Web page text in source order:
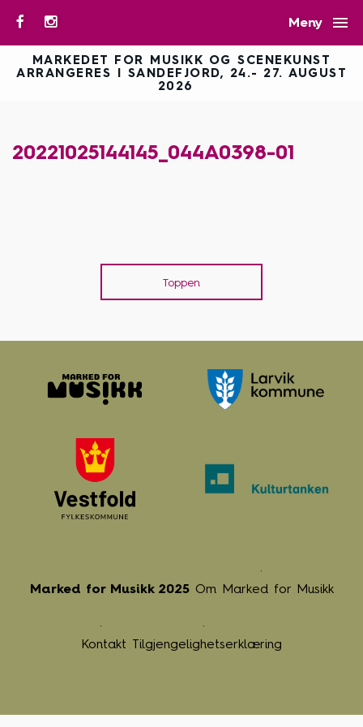
Meny 
MARKEDET FOR MUSIKK OG SCENEKUNST
ARRANGERES I SANDEFJORD, 24.- 27. AUGUST
2026
20221025144145_044A0398-01
Toppen
Marked for Musikk 2025 Om Marked for Musikk
Kontakt Tilgjengelighetserklæring